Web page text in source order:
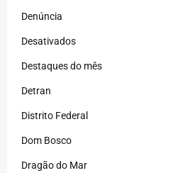
Denúncia
Desativados
Destaques do mês
Detran
Distrito Federal
Dom Bosco
Dragão do Mar